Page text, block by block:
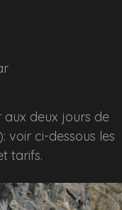
aux deux jours de
voir ci-dessous les
tarifs.